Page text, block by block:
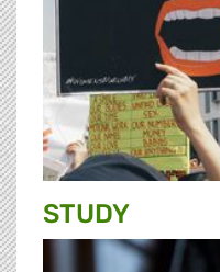
STUDY